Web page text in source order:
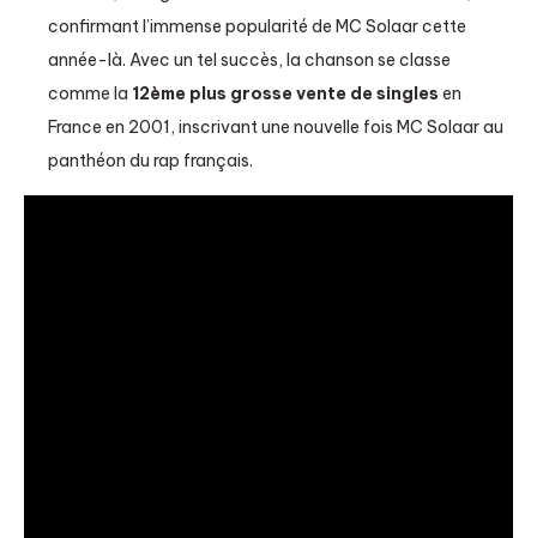
confirmant l’immense popularité de MC Solaar cette
année-là. Avec un tel succès, la chanson se classe
comme la 12ème plus grosse vente de singles en
France en 2001, inscrivant une nouvelle fois MC Solaar au
panthéon du rap français.